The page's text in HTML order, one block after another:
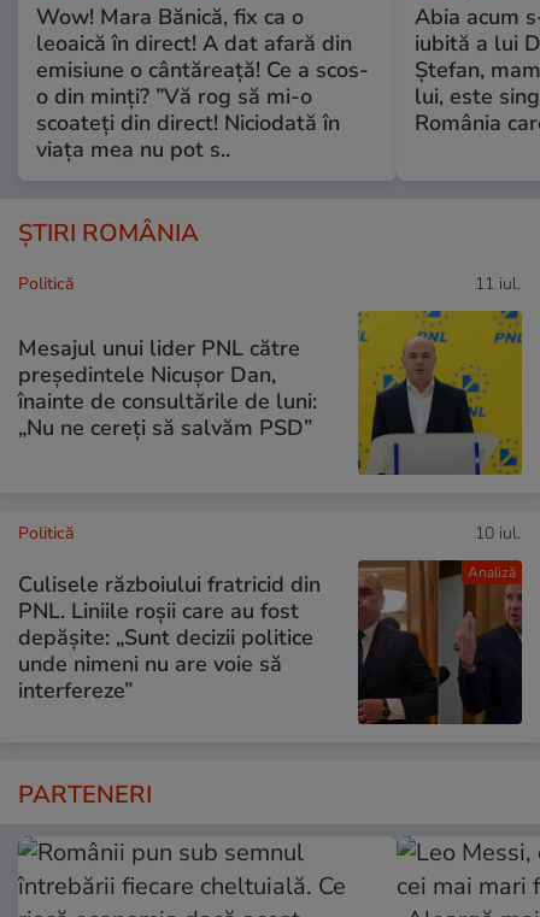
Wow! Mara Bănică, fix ca o
leoaică în direct! A dat afară din
emisiune o cântăreață! Ce a scos-
o din minți? ”Vă rog să mi-o
scoateți din direct! Niciodată în
viața mea nu pot s..
Abia acum
iubită a lui
Ștefan,
lui, este
România
ȘTIRI ROMÂNIA
Politică 11 iul.
Mesajul unui lider PNL către
președintele Nicușor Dan,
înainte de consultările de luni:
„Nu ne cereți să salvăm PSD”
Analiză
Politică 10 iul.
Culisele războiului fratricid din
PNL. Liniile roșii care au fost
depășite: „Sunt decizii politice
unde nimeni nu are voie să
interfereze”
PARTENERI